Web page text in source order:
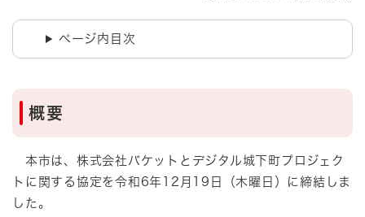
ページ内目次
概要
本市は、株式会社バケットとデジタル城下町プロジェク
トに関する協定を令和6年12月19日（木曜日）に締結しま
した。